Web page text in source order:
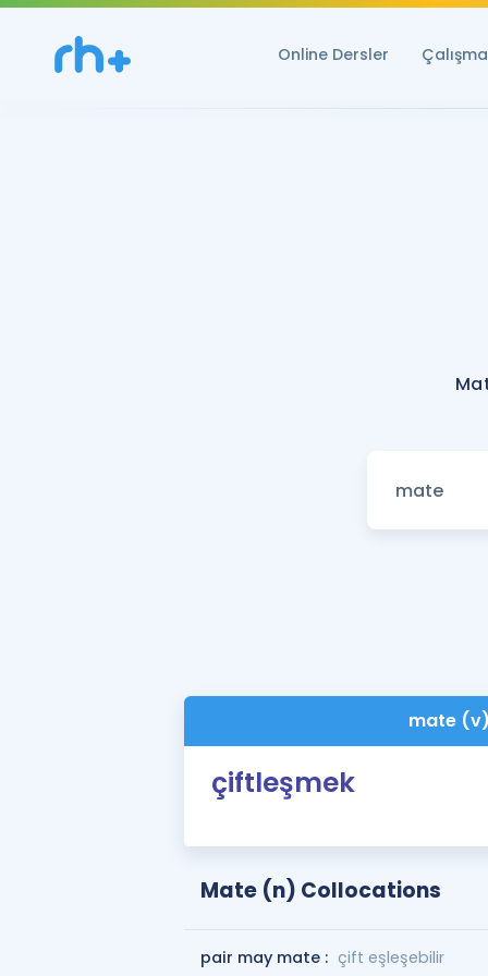
Online Dersler
mate
çiftleşmek
Mate (n) Collocations
pair may mate : çift ​​eşleşebilir